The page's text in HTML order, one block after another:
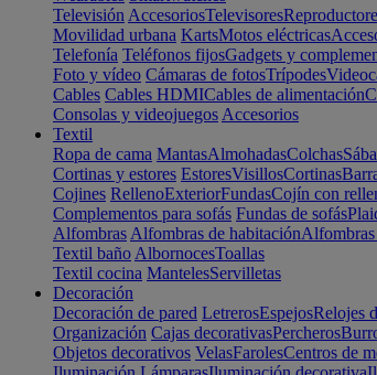
Televisión AccesoriosTelevisores
Movilidad urbana KartsMotos eléctricas
Telefonía Teléfonos fijosGadgets y
Foto y vídeo Cámaras de fotosTrípodes
Cables Cables HDMICables de alimentación
Consolas y videojuegos Accesorios
Textil
Ropa de cama MantasAlmohadasColchas
Cortinas y estores EstoresVisillosCortinas
Cojines RellenoExteriorFundasCojín con
Complementos para sofás Fundas de sofás
Alfombras Alfombras de habitaciónAlfombras
Textil baño AlbornocesToallas
Textil cocina MantelesServilletas
Decoración
Decoración de pared LetrerosEspejosRelojes
Organización Cajas decorativasPercheros
Objetos decorativos VelasFarolesCentros de